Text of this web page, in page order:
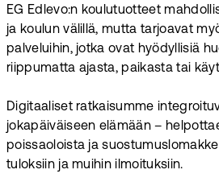
EG Edlevo:n koulutuotteet
ja koulun välillä, mutta tarjoavat
palveluihin, jotka ovat hyödyllisiä
riippumatta ajasta, paikasta tai
Digitaaliset ratkaisumme
jokapäiväiseen elämään –
poissaoloista ja
tuloksiin ja muihin ilmoituksiin.